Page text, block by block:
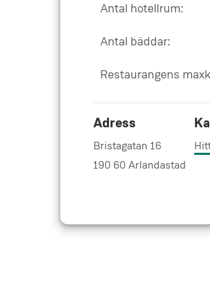
Antal hotellrum:
Antal bäddar:
Restaurangens
Adress
Bristagatan 16
190 60 Arlandastad